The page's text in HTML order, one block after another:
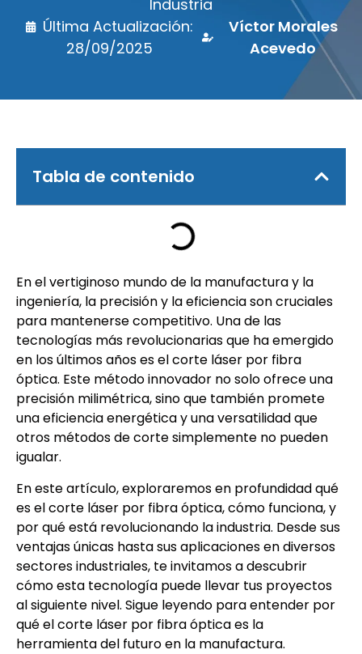
Industria
Última Actualización:
28/09/2025
Víctor Morales
Acevedo
Tabla de contenido
En el vertiginoso mundo de la manufactura y la
ingeniería, la precisión y la eficiencia son cruciales
para mantenerse competitivo. Una de las
tecnologías más revolucionarias que ha emergido
en los últimos años es el corte láser por fibra
óptica. Este método innovador no solo ofrece una
precisión milimétrica, sino que también promete
una eficiencia energética y una versatilidad que
otros métodos de corte simplemente no pueden
igualar.
En este artículo, exploraremos en profundidad qué
es el corte láser por fibra óptica, cómo funciona, y
por qué está revolucionando la industria. Desde sus
ventajas únicas hasta sus aplicaciones en diversos
sectores industriales, te invitamos a descubrir
cómo esta tecnología puede llevar tus proyectos
al siguiente nivel. Sigue leyendo para entender por
qué el corte láser por fibra óptica es la
herramienta del futuro en la manufactura.